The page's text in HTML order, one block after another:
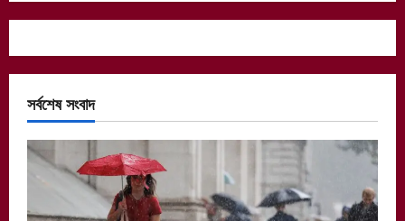
সর্বশেষ সংবাদ